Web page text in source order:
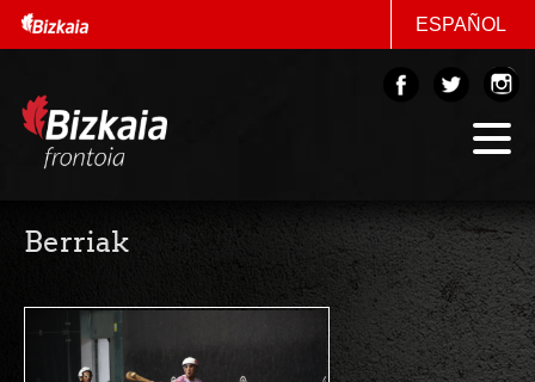
ESPAÑOL
Berriak